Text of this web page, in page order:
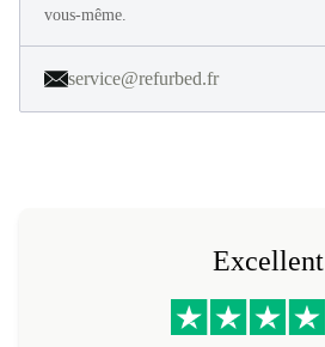
vous-même.
service@refurbed.fr
Excellent